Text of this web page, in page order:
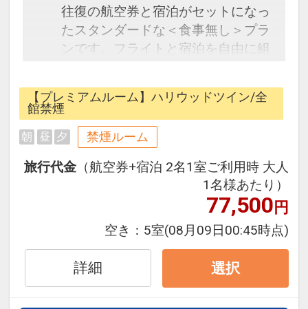
往復の航空券と宿泊がセットになっ
たスタンダードな＜食事無し＞プラ
ンです。フライトと宿泊を自由に組
ージだから、一都市滞在はもちろん
周遊旅行にも最適！
旅行期間中の1泊だけの宿泊や延
泊・飛び泊なども自由自在です。
フライトは、安心のJAL（または
JALグループ）確約！フライトマイ
オプションでレンタカーや現地交
通・体験プランなどの追加（同時予
約）が可能なプランもございます。
【プレミアムルーム】ハリウッドツイン/全
館禁煙
朝 昼 夕 禁煙ルーム
旅行代金 （航空券+宿泊 2名1室ご利用時 大人
1名様あたり）
77,500円
空き： 5室(08月09日00:45時点)
詳細 選択